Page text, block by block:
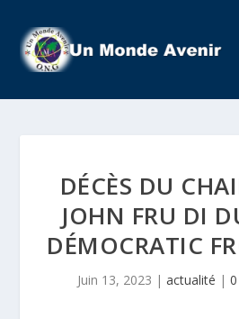
DÉCÈS DU
JOHN FRU DI
DÉMOCRATIC
Juin 13, 2023 | actualité | 0